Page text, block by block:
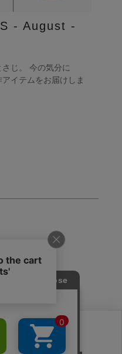
- August -
じ。 今の気分に
イテムをお届けしま
集する情報には「お客様